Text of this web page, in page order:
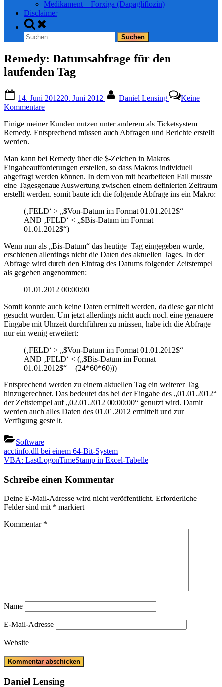
Medikament – Forxiga (Dapagliflozin)
Disclaimer
Toggle
search
form
Suchen
nach:
Remedy: Datumsabfrage für den
laufenden Tag
on
14. Juni 201220. Juni 2012 Daniel Lensing
Keine
Kommentarezu
Datumsabfrage
für
Tag
Einige meiner Kunden nutzen unter anderem als Ticketsystem
Remedy. Entsprechend müssen auch Abfragen und Berichte erstellt
werden.
Man kann bei Remedy über die $-Zeichen in Makros
Eingabeaufforderungen erstellen, so dass Makros individuell
abgefragt werden können. In dem von mit bearbeiteten Fall musste
eine Tagesgenaue Auswertung zwischen einem definierten Zeitraum
erstellt werden. somit baute ich die folgende Abfrage ins ein Makro:
(‚FELD‘ > „$Von-Datum im Format 01.01.2012$“
AND ‚FELD‘ < „$Bis-Datum im Format
01.01.2012$“)
Wenn nun als „Bis-Datum“ das heutige Tag eingegeben wurde,
erschienen allerdings nicht die Daten des aktuellen Tages. In der
Abfrage wird durch den Eintrag des Datums folgender Zeitstempel
als gegeben angenommen:
01.01.2012 00:00:00
Somit konnte auch keine Daten ermittelt werden, da diese gar nicht
gesucht wurden. Um jetzt allerdings nicht auch noch eine genauere
Eingabe mit Uhrzeit durchführen zu müssen, habe ich die Abfrage
nur ein wenig erweitert:
(‚FELD‘ > „$Von-Datum im Format 01.01.2012$“
AND ‚FELD‘ < („$Bis-Datum im Format
01.01.2012$“ + (24*60*60)))
Entsprechend werden zu einem aktuellen Tag ein weiterer Tag
hinzugerechnet. Das bedeutet das bei der Eingabe des „01.01.2012“
der Zeitstempel auf „02.01.2012 00:00:00“ genutzt wird. Damit
werden auch alles Daten des 01.01.2012 ermittelt und zur
Verfügung gestellt.
Software
Beitragsnavigation
Previous
Post:
acctinfo.dll bei einem 64-Bit-System
Next
VBA: LastLogonTimeStamp in Excel-Tabelle
Schreibe einen Kommentar
Deine E-Mail-Adresse wird nicht veröffentlicht. Erforderliche
Felder sind mit * markiert
Kommentar *
Name
E-Mail-Adresse
Website
Daniel Lensing